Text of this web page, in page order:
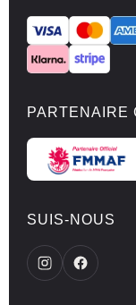
PARTENAIRE
SUIS-NOUS